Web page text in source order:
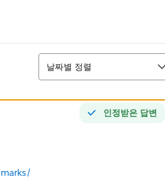
정렬
날짜별 정렬
인정받은 답변